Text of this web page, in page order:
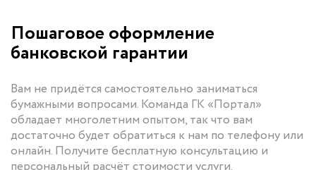
Пошаговое оформление
банковской гарантии
Вам не придётся самостоятельно заниматься
бумажными вопросами. Команда ГК «Портал»
обладает многолетним опытом, так что вам
достаточно будет обратиться к нам по телефону или
онлайн. Получите бесплатную консультацию и